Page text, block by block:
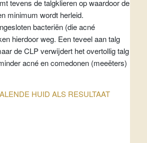
tevens de talgklieren op waardoor de
minimum wordt herleid.
bacteriën (die acné
hierdoor weg. Een teveel aan talg
de CLP verwijdert het overtollig talg
acné en comedonen (meeëters)
HUID ALS RESULTAAT